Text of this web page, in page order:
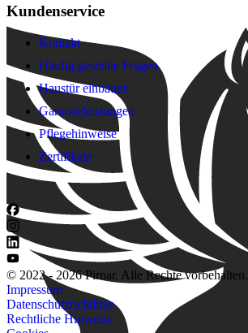
Kundenservice
Kontakt
Häufig gestellte Fragen
Haustür einbauen
Garantieleistungen
Pflegehinweise
Zertifikate
© 2022 - 2026 Pirnar. Alle Rechte vorbehalten.
Impressum
Datenschutzrichtlinie
Rechtliche Hinweise